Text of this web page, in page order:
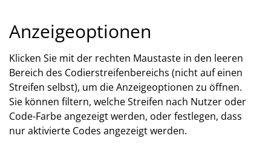
Anzeigeoptionen
Klicken Sie mit der rechten Maustaste in den leeren
Bereich des Codierstreifenbereichs (nicht auf einen
Streifen selbst), um die Anzeigeoptionen zu öffnen.
Sie können filtern, welche Streifen nach Nutzer oder
Code-Farbe angezeigt werden, oder festlegen, dass
nur aktivierte Codes angezeigt werden.